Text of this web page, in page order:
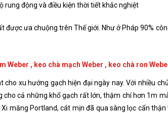
rung động và điều kiện thời tiết khắc nghiệt
được ưa chuộng trên Thế giới. Như ở Pháp 90%
Weber , keo chà mạch Weber , keo chà ron
cho xu hướng gạch hiện đại ngày nay. Với nhiều
cả những khổ gạch rất lớn, thậm chí hơn 1m
măng Portland, cát mịn đã qua sàng lọc cẩn